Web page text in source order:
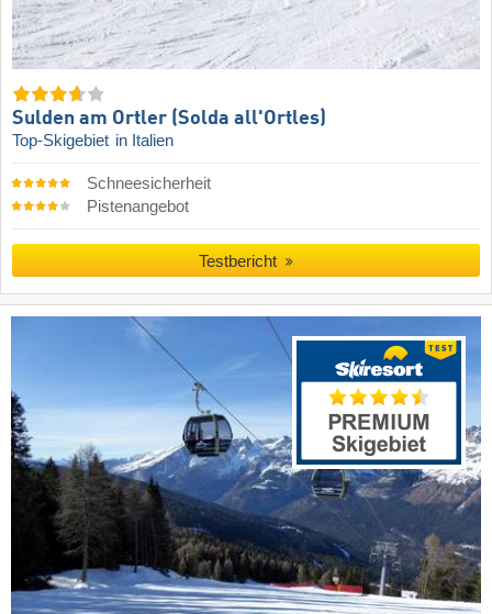
Sulden am Ortler (Solda all'Ortles)
Top-Skigebiet in Italien
Schneesicherheit
Pistenangebot
Testbericht